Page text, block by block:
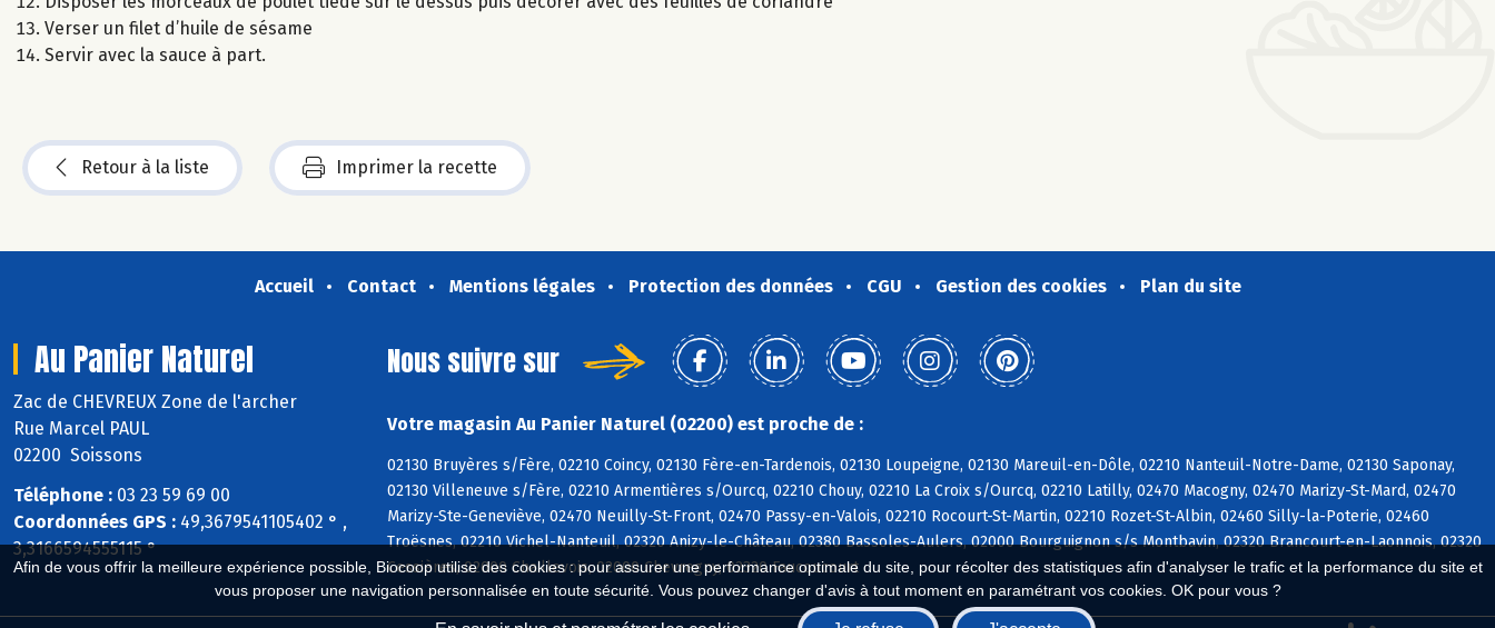
Afin de vous offrir la meilleure expérience possible, Biocoop utilise des cookies : pour assurer une performance optimale du site, pour récolter des statistiques afin d'analyser le trafic et la performance du site et
vous proposer une navigation personnalisée en toute sécurité. Vous pouvez changer d'avis à tout moment en paramétrant vos cookies. OK pour vous ?
Verser un filet d’huile de sésame
Servir avec la sauce à part.
Retour à la liste Imprimer la recette
Accueil Contact Mentions légales Protection des données CGU Gestion des cookies Plan du site
Au Panier Naturel
Zac de CHEVREUX Zone de l'archer
Rue Marcel PAUL
02200 Soissons
Téléphone : 03 23 59 69 00
Coordonnées GPS : 49,3679541105402 ° ,
3,3166594555115 °
Nous suivre sur
Votre magasin Au Panier Naturel (02200) est proche de :
02130 Bruyères s/Fère, 02210 Coincy, 02130 Fère-en-Tardenois, 02130 Loupeigne, 02130 Mareuil-en-Dôle, 02210 Nanteuil-Notre-Dame, 02130 Saponay,
02130 Villeneuve s/Fère, 02210 Armentières s/Ourcq, 02210 Chouy, 02210 La Croix s/Ourcq, 02210 Latilly, 02470 Macogny, 02470 Marizy-St-Mard, 02470
Marizy-Ste-Geneviève, 02470 Neuilly-St-Front, 02470 Passy-en-Valois, 02210 Rocourt-St-Martin, 02210 Rozet-St-Albin, 02460 Silly-la-Poterie, 02460
Troësnes, 02210 Vichel-Nanteuil, 02320 Anizy-le-Château, 02380 Bassoles-Aulers, 02000 Bourguignon s/s Montbavin, 02320 Brancourt-en-Laonnois, 02320
Cessières, 02000 Chaillevois, 02000 Chevregny, 02320 Faucoucourt